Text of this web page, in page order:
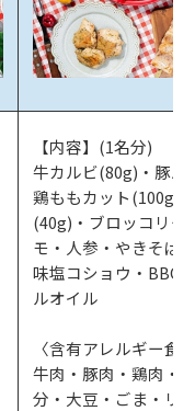
【内容】(1名分)
牛カルビ(80g)・豚バ
鶏ももカット(100g)
(40g)・ブロッコリー
モ・人参・やきそば
味塩コショウ・BBQ
ルオイル
〈含有アレルギー食
牛肉・豚肉・鶏肉・
分・大豆・ごま・リ